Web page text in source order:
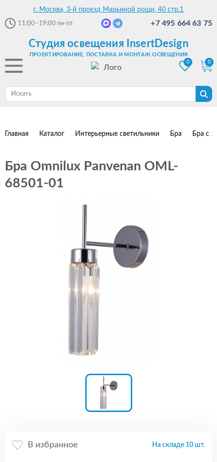
г. Москва, 3-й проезд Марьиной рощи, 40 стр.1
11:00–19:00 пн-пт +7 495 664 63 75
Студия освещения InsertDesign
ПРОЕКТИРОВАНИЕ, ПОСТАВКА И МОНТАЖ ОСВЕЩЕНИЯ
0
0
Главная Каталог Интерьерные светильники Бра Бра с
Бра Omnilux Panvenan OML-
68501-01
В избранное На складе 10 шт.